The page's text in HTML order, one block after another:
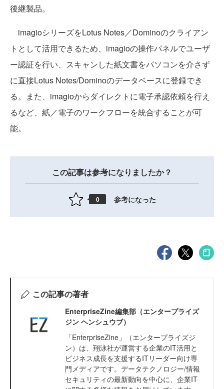
後継製品。
imagioシリーズをLotus Notes／Dominoのクライアン
トとして活用できるため、imagioの操作パネルでユーザ
ー認証を行い、スキャンした紙文書をパソコンを介さず
に直接Lotus Notes/Dominoのデータベースに登録でき
る。また、imagioからダイレクトに電子承認依頼を行え
るなど、紙／電子のワークフローを統合することが可
能。
この記事は参考になりましたか？
0 参考になった
この記事の著者
EnterpriseZine編集部（エンタープライズ
ジン ヘンシュウブ）
「EnterpriseZine」（エンタープライズジ
ン）は、翔泳社が運営する企業のIT活用と
ビジネス成長を支援するITリーダー向け専
門メディアです。データテクノロジー/情報
セキュリティの最新動向を中心に、企業IT